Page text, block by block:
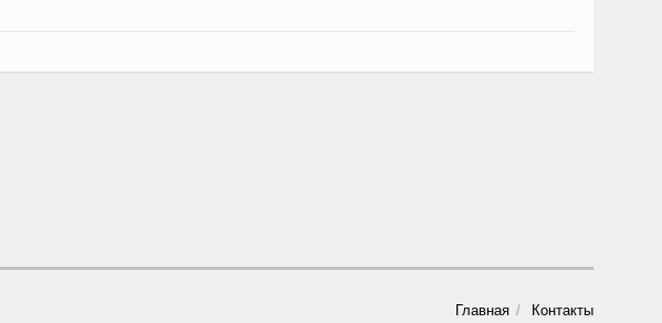
Главная Контакты